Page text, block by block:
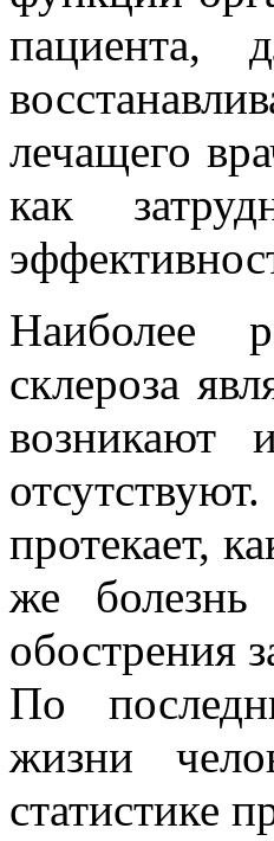
пациента,
лечащего
как
Наиболее
склероза
возникают
протекает,
же
обострения
По
жизни
статистике